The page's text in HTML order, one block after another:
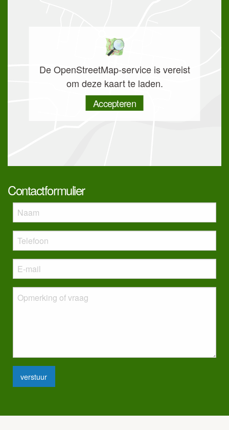
De OpenStreetMap-service is vereist
om deze kaart te laden.
Accepteren
Contactformulier
verstuur